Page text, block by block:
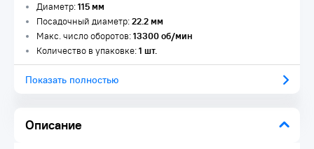
Описание
Диаметр:115 мм
Посадочный диаметр:22.2 мм
Макс. число оборотов:13300 об/мин
Количество в упаковке:1 шт.
Показать полностью